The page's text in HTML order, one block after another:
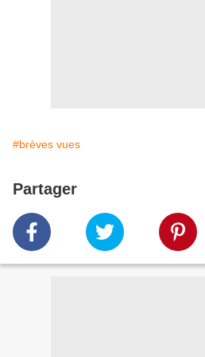
#brèves vues
Partager